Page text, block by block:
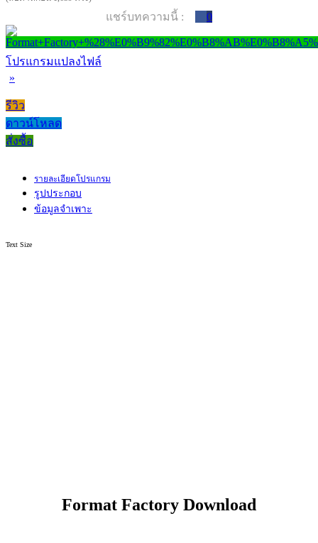
แชร์บทความนี้ : 0
โปรแกรมแปลงไฟล์
»
รีวิว
ดาวน์โหลด
สั่งซื้อ
รายละเอียดโปรแกรม
รูปประกอบ
ข้อมูลจำเพาะ
Text Size
Format Factory Download